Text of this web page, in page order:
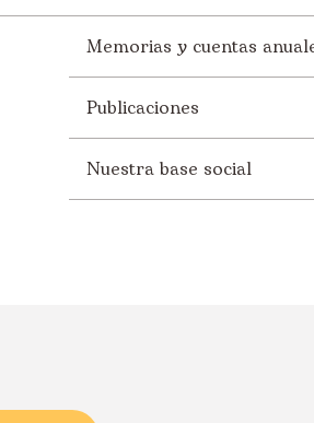
Memorias y cuentas
Publicaciones
Nuestra base social